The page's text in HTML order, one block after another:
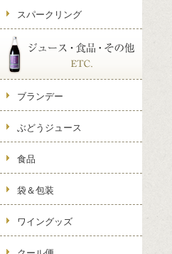
スパークリング
ブランデー
ぶどうジュース
食品
袋＆包装
ワイングッズ